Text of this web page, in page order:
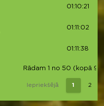
01:10:21
01:11:02
01:11:38
Rādam 1 no 50 (kopā
Iepriekšējā 1 2